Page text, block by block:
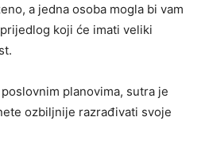
a jedna osoba mogla bi vam
koji će imati veliki
planovima, sutra je
ozbiljnije razrađivati svoje